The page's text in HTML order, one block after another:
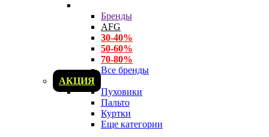
Бренды
AFG
30-40%
50-60%
70-80%
Все бренды
АКЦИЯ
Пуховики
Пальто
Куртки
Еще категории